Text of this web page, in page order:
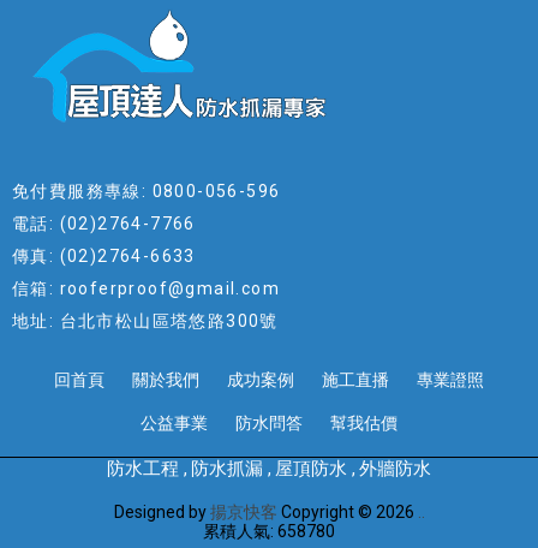
免付費服務專線: 0800-056-596
電話: (02)2764-7766
傳真: (02)2764-6633
信箱: rooferproof@gmail.com
地址: 台北市松山區塔悠路300號
回首頁 關於我們 成功案例 施工直播 專業證照
公益事業 防水問答 幫我估價
防水工程 防水抓漏 屋頂防水 外牆防水
Designed by揚京快客 Copyright © 2026
累積人氣: 658780